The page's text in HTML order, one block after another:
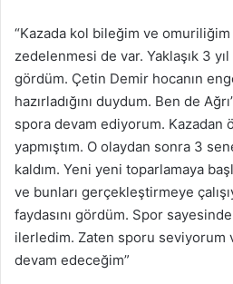
“Kazada kol bileğim ve omuriliğim
zedelenmesi de var. Yaklaşık 3
gördüm. Çetin Demir hocanın
hazırladığını duydum. Ben de
spora devam ediyorum. Kazadan
yapmıştım. O olaydan sonra 3
kaldım. Yeni yeni toparlamaya
ve bunları gerçekleştirmeye
faydasını gördüm. Spor
ilerledim. Zaten sporu seviyorum
devam edeceğim”